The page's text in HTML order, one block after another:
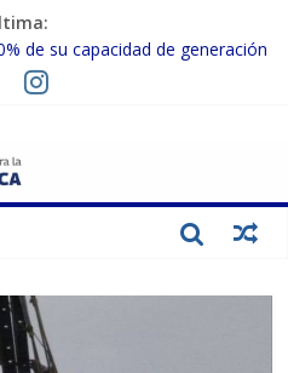
de su capacidad de generación
de infraestructuras eléctricas
con el sector privado para
Niño»
en instalaciones del SEN